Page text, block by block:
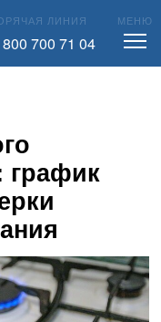
ЛИНИЯ
700 71 04
МЕНЮ
график